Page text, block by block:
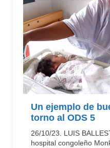
Un ejemplo de
torno al ODS 5
26/10/23. LUIS
hospital congoleño